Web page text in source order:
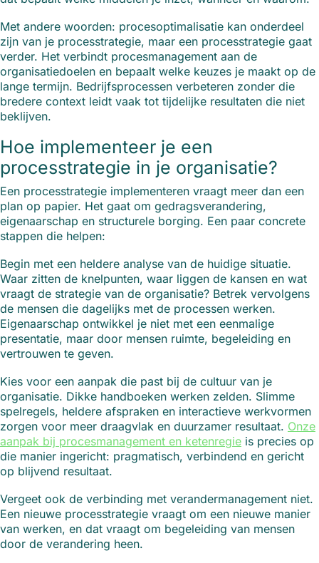
Met andere woorden: procesoptimalisatie kan onderdeel
zijn van je processtrategie, maar een processtrategie gaat
verder. Het verbindt procesmanagement aan de
organisatiedoelen en bepaalt welke keuzes je maakt op de
lange termijn. Bedrijfsprocessen verbeteren zonder die
bredere context leidt vaak tot tijdelijke resultaten die niet
beklijven.
Hoe implementeer je een
processtrategie in je organisatie?
Een processtrategie implementeren vraagt meer dan een
plan op papier. Het gaat om gedragsverandering,
eigenaarschap en structurele borging. Een paar concrete
stappen die helpen:
Begin met een heldere analyse van de huidige situatie.
Waar zitten de knelpunten, waar liggen de kansen en wat
vraagt de strategie van de organisatie? Betrek vervolgens
de mensen die dagelijks met de processen werken.
Eigenaarschap ontwikkel je niet met een eenmalige
presentatie, maar door mensen ruimte, begeleiding en
vertrouwen te geven.
Kies voor een aanpak die past bij de cultuur van je
organisatie. Dikke handboeken werken zelden. Slimme
spelregels, heldere afspraken en interactieve werkvormen
zorgen voor meer draagvlak en duurzamer resultaat. Onze
aanpak bij procesmanagement en ketenregie is precies op
die manier ingericht: pragmatisch, verbindend en gericht
op blijvend resultaat.
Vergeet ook de verbinding met verandermanagement niet.
Een nieuwe processtrategie vraagt om een nieuwe manier
van werken, en dat vraagt om begeleiding van mensen
door de verandering heen.